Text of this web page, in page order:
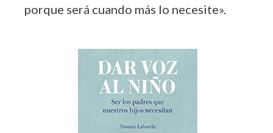
porque será cuando más lo necesite».